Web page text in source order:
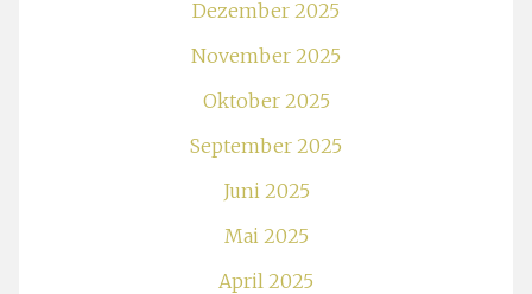
Dezember 2025
November 2025
Oktober 2025
September 2025
Juni 2025
Mai 2025
April 2025